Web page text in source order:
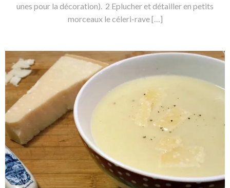
unes pour la décoration). 2 Eplucher et détailler en petits
morceaux le céleri-rave […]